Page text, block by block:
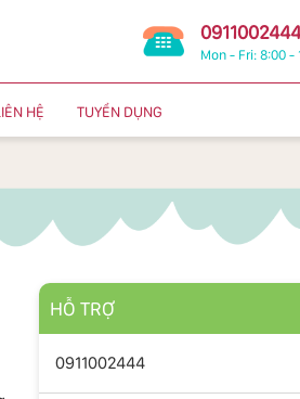
0911002444
Mon - Fri: 8:00 -
HỆ TUYỂN DỤNG
HỖ TRỢ
0911002444